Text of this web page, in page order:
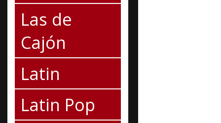
Las de
Cajón
Latin
Latin Pop